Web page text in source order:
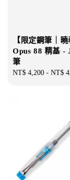
【限定鋼筆｜曉
Opus 88 精基 -
筆
Regular
NT$ 4,200 - NT$